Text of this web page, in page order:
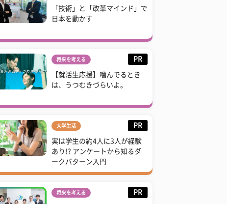
「技術」と「改革マインド」で
日本を動かす
将来を考える PR
【就活生応援】噛んでるとき
は、うつむきづらいよ。
大学生活 PR
実は学生の約4人に3人が経験
あり!? アンケートから知るダ
ークパターン入門
将来を考える PR